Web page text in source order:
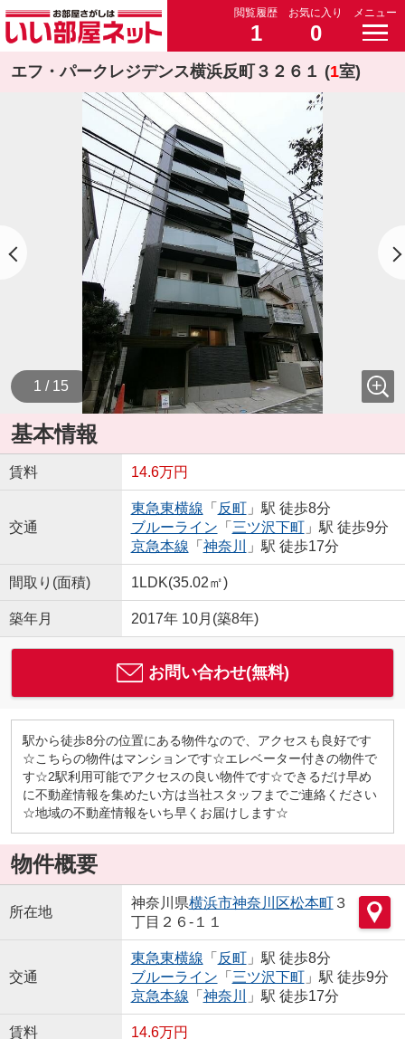
閲覧履歴
1
お気に入り
0
メニュー
エフ・パークレジデンス横浜反町３２６１ (1室)
1 / 15
基本情報
賃料 14.6万円
交通
東急東横線 「 反町」駅 徒歩8分
ブルーライン 「 三ツ沢下町」駅 徒歩9分
京急本線 「 神奈川 」駅 徒歩17分
間取り(面積) 1LDK(35.02㎡)
築年月 2017年 10月(築8年)
お問い合わせ(無料)
駅から徒歩8分の位置にある物件なので、アクセスも良好です
☆こちらの物件はマンションです☆エレベーター付きの物件で
す☆2駅利用可能でアクセスの良い物件です☆できるだけ早め
に不動産情報を集めたい方は当社スタッフまでご連絡ください
☆地域の不動産情報をいち早くお届けします☆
物件概要
所在地
神奈川県横浜市神奈川区松本町３
丁目２６-１１
交通
東急東横線 「 反町」駅 徒歩8分
ブルーライン 「 三ツ沢下町」駅 徒歩9分
京急本線 「 神奈川 」駅 徒歩17分
賃料 14.6万円